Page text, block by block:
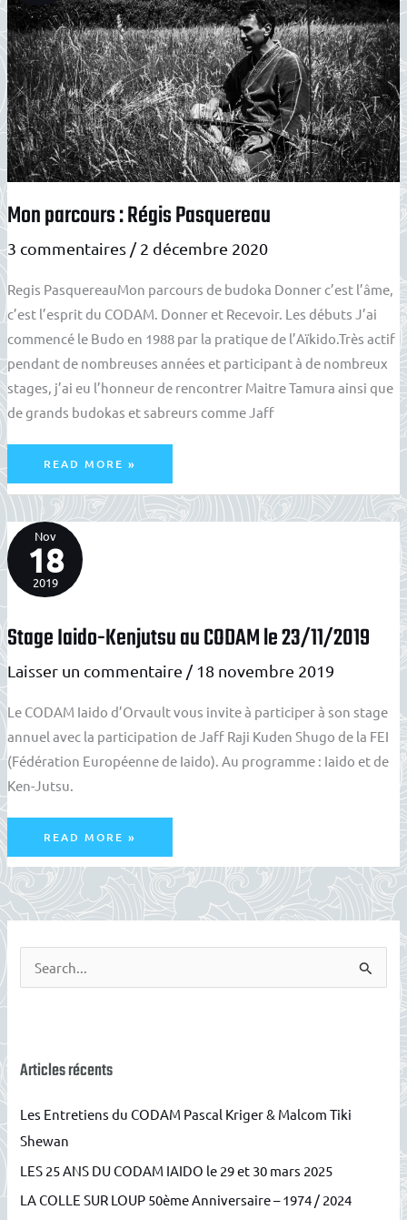
Mon parcours : Régis Pasquereau
3 commentaires /2 décembre 2020
Regis PasquereauMon parcours de budoka Donner c’est l’âme,
c’est l’esprit du CODAM. Donner et Recevoir. Les débuts J’ai
commencé le Budo en 1988 par la pratique de l’Aïkido.Très actif
pendant de nombreuses années et participant à de nombreux
stages, j’ai eu l’honneur de rencontrer Maitre Tamura ainsi que
de grands budokas et sabreurs comme Jaff
MON
PARCOURS
:
RÉGIS
PASQUEREAU
READ MORE »
Nov
18
2019
Stage Iaido-Kenjutsu au CODAM le 23/11/2019
Laisser un commentaire /18 novembre 2019
Le CODAM Iaido d’Orvault vous invite à participer à son stage
annuel avec la participation de Jaff Raji Kuden Shugo de la FEI
(Fédération Européenne de Iaido). Au programme : Iaido et de
Ken-Jutsu.
STAGE
IAIDO-
KENJUTSU
AU
CODAM
LE
23/11/2019
READ MORE »
e
e
c
h
e
r
Articles récents
Les Entretiens du CODAM Pascal Kriger & Malcom Tiki
Shewan
LES 25 ANS DU CODAM IAIDO le 29 et 30 mars 2025
LA COLLE SUR LOUP 50ème Anniversaire – 1974 / 2024